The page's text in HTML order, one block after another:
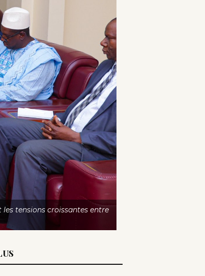
tensions croissantes entre